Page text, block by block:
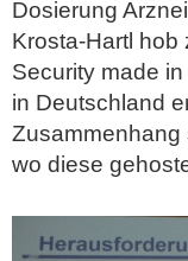
Dosierung
Krosta-Hartl hob
Security made
in Deutschland
Zusammenhang
wo diese